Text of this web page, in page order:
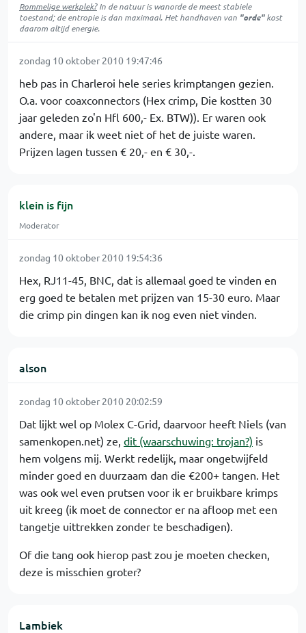
Rommelige werkplek?In de natuur iswanordede meest stabiele
toestand; de entropie is dan maximaal. Het handhaven van "orde"kost
daarom altijd energie.
zondag 10 oktober 2010 19:47:46
heb pas in Charleroi hele series krimptangen gezien.
O.a. voor coaxconnectors (Hex crimp, Die kostten 30
jaar geleden zo'n Hfl 600,- Ex. BTW)). Er waren ook
andere, maar ik weet niet of het de juiste waren.
Prijzen lagen tussen € 20,- en € 30,-.
klein is fijn
Moderator
zondag 10 oktober 2010 19:54:36
Hex, RJ11-45, BNC, dat is allemaal goed te vinden en
erg goed te betalen met prijzen van 15-30 euro. Maar
die crimp pin dingen kan ik nog even niet vinden.
alson
zondag 10 oktober 2010 20:02:59
Dat lijkt wel op Molex C-Grid, daarvoor heeft Niels (van
samenkopen.net) ze, dit (waarschuwing: trojan?) is
hem volgens mij. Werkt redelijk, maar ongetwijfeld
minder goed en duurzaam dan die €200+ tangen. Het
was ook wel even prutsen voor ik er bruikbare krimps
uit kreeg (ik moet de connector er na afloop met een
tangetje uittrekken zonder te beschadigen).
Of die tang ook hierop past zou je moeten checken,
deze is misschien groter?
Lambiek